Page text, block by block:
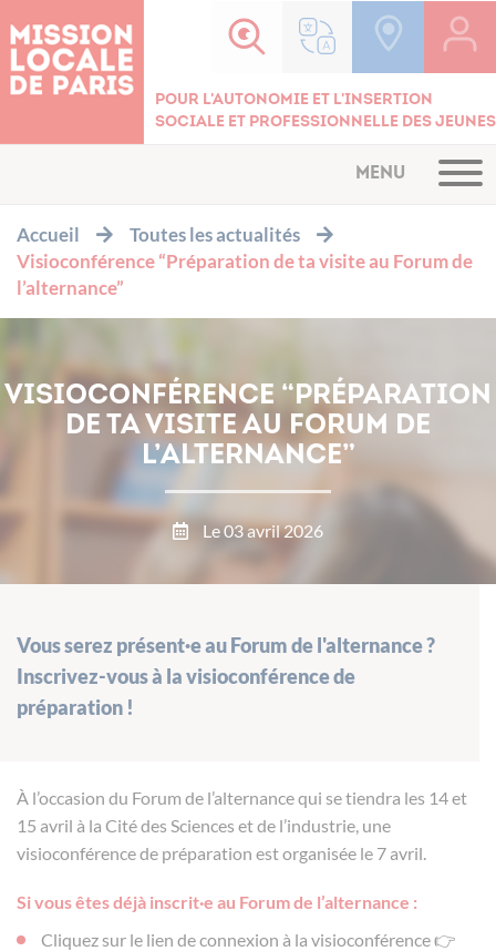
Pour l'autonomie et l'insertion
sociale et professionnelle des jeunes
MENU
Accueil
Toutes les actualités
Visioconférence “Préparation de ta visite au Forum de
l’alternance”
VISIOCONFÉRENCE “PRÉPARATION
DE TA VISITE AU FORUM DE
L’ALTERNANCE”
Le 03 avril 2026
Vous serez présent·e au Forum de l'alternance ?
Inscrivez-vous à la visioconférence de
préparation !
À l’occasion du Forum de l’alternance qui se tiendra les 14 et
15 avril à la Cité des Sciences et de l’industrie, une
visioconférence de préparation est organisée le 7 avril.
Si vous êtes déjà inscrit·e au Forum de l’alternance :
Cliquez sur le lien de connexion à la visioconférence 👉